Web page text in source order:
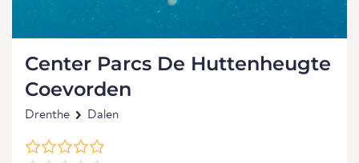
Center Parcs De Huttenheugte
Coevorden
Drenthe Dalen